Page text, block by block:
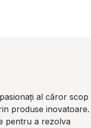
al căror scop
produse inovatoare.
pentru a rezolva